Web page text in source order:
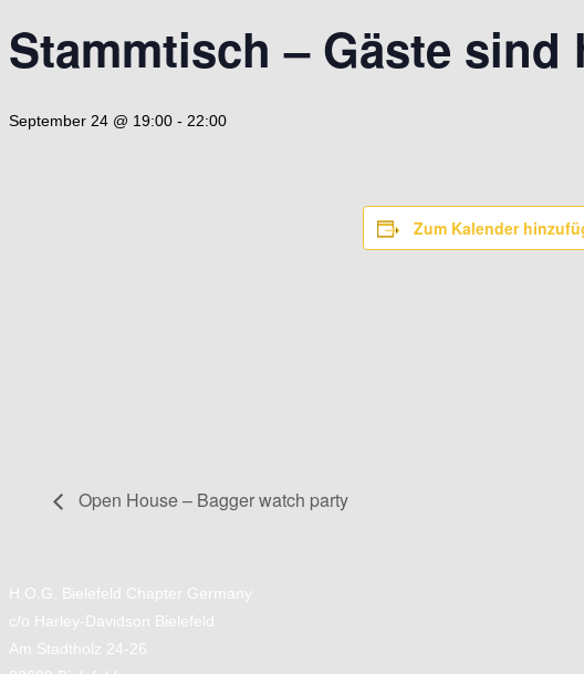
Stammtisch – Gäste sind
September 24 @ 19:00 - 22:00
Zum Kalender
Open House – Bagger watch party
H.O.G. Bielefeld Chapter Germany
c/o Harley-Davidson Bielefeld
Am Stadtholz 24-26